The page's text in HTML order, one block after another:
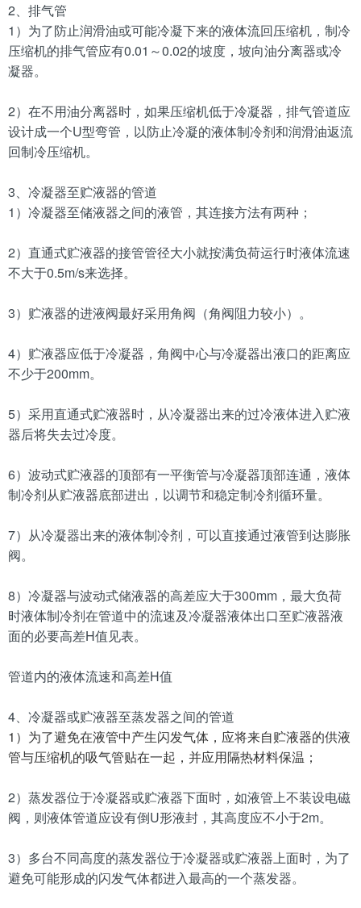
2、排气管
1）为了防止润滑油或可能冷凝下来的液体流回压缩机，制冷
压缩机的排气管应有0.01～0.02的坡度，坡向油分离器或冷
凝器。
2）在不用油分离器时，如果压缩机低于冷凝器，排气管道应
设计成一个U型弯管，以防止冷凝的液体制冷剂和润滑油返流
回制冷压缩机。
3、冷凝器至贮液器的管道
1）冷凝器至储液器之间的液管，其连接方法有两种；
2）直通式贮液器的接管管径大小就按满负荷运行时液体流速
不大于0.5m/s来选择。
3）贮液器的进液阀最好采用角阀（角阀阻力较小）。
4）贮液器应低于冷凝器，角阀中心与冷凝器出液口的距离应
不少于200mm。
5）采用直通式贮液器时，从冷凝器出来的过冷液体进入贮液
器后将失去过冷度。
6）波动式贮液器的顶部有一平衡管与冷凝器顶部连通，液体
制冷剂从贮液器底部进出，以调节和稳定制冷剂循环量。
7）从冷凝器出来的液体制冷剂，可以直接通过液管到达膨胀
阀。
8）冷凝器与波动式储液器的高差应大于300mm，最大负荷
时液体制冷剂在管道中的流速及冷凝器液体出口至贮液器液
面的必要高差H值见表。
管道内的液体流速和高差H值
4、冷凝器或贮液器至蒸发器之间的管道
1）为了避免在液管中产生闪发气体，应将来自贮液器的供液
管与压缩机的吸气管贴在一起，并应用隔热材料保温；
2）蒸发器位于冷凝器或贮液器下面时，如液管上不装设电磁
阀，则液体管道应设有倒U形液封，其高度应不小于2m。
3）多台不同高度的蒸发器位于冷凝器或贮液器上面时，为了
避免可能形成的闪发气体都进入最高的一个蒸发器。